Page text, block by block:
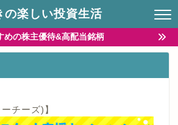
の楽しい投資生活
めの株主優待&高配当銘柄
チーズ)】